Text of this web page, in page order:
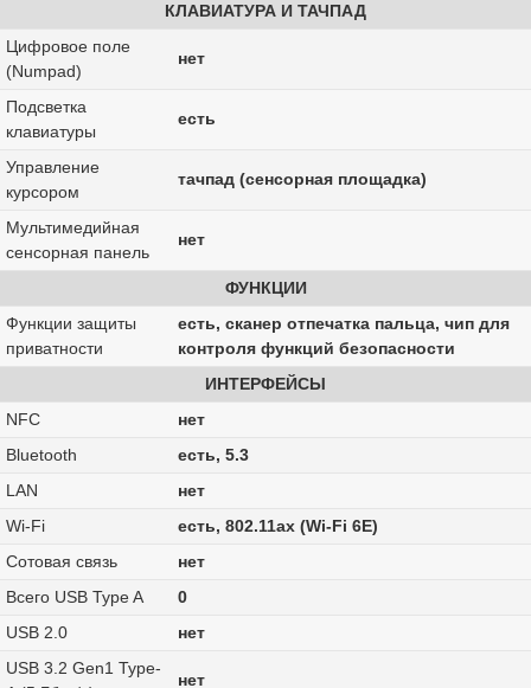
КЛАВИАТУРА И ТАЧПАД
Цифровое поле
(Numpad)
нет
Подсветка
клавиатуры
есть
Управление
курсором
тачпад (сенсорная площадка)
Мультимедийная
сенсорная панель
нет
ФУНКЦИИ
Функции защиты
приватности
есть, сканер отпечатка пальца, чип для
контроля функций безопасности
ИНТЕРФЕЙСЫ
NFC
нет
Bluetooth
есть, 5.3
LAN
нет
Wi-Fi
есть, 802.11ax (Wi-Fi 6E)
Сотовая связь
нет
Всего USB Type A
0
USB 2.0
нет
USB 3.2 Gen1 Type-
нет